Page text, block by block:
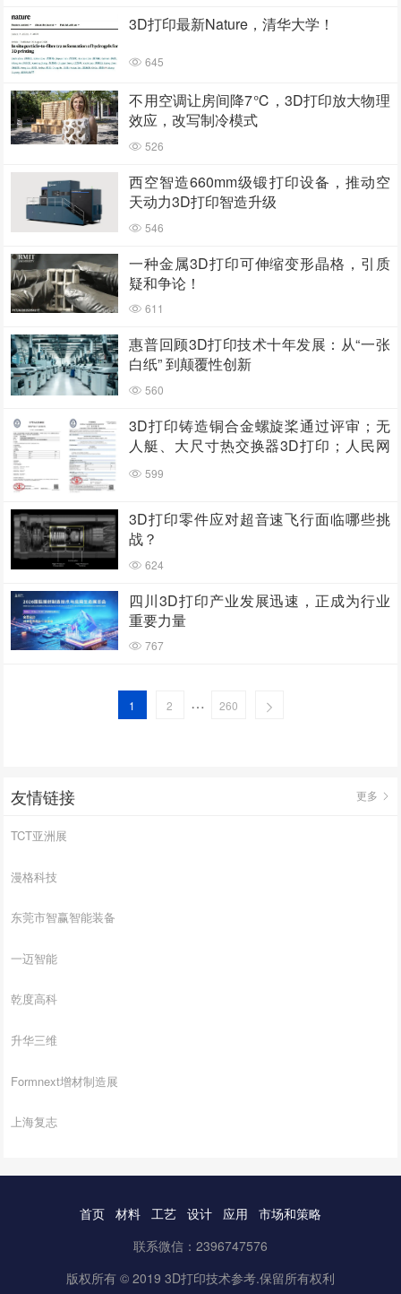
3D打印最新Nature，清华大学！
645
不用空调让房间降7℃，3D打印放大物理
效应，改写制冷模式
526
西空智造660mm级锻打印设备，推动空
天动力3D打印智造升级
546
一种金属3D打印可伸缩变形晶格，引质
疑和争论！
611
惠普回顾3D打印技术十年发展：从“一张
白纸” 到颠覆性创新
560
3D打印铸造铜合金螺旋桨通过评审；无
人艇、大尺寸热交换器3D打印；人民网
报道两家3D打印企业
599
3D打印零件应对超音速飞行面临哪些挑
战？
624
四川3D打印产业发展迅速，正成为行业
重要力量
767
1 2 … 260
友情链接 更多
TCT亚洲展
漫格科技
东莞市智赢智能装备
一迈智能
乾度高科
升华三维
Formnext增材制造展
上海复志
首页 材料 工艺 设计 应用
市场和策略
联系微信：2396747576
版权所有 © 2019 3D打印技术参考.保留所有权利